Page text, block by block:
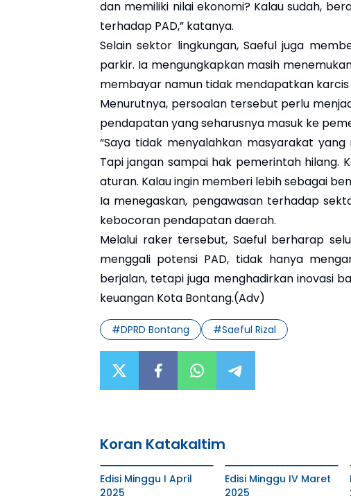
dan memiliki nilai ekonomi? Kalau sudah,
terhadap PAD,” katanya.
Selain sektor lingkungan, Saeful juga
parkir. Ia mengungkapkan masih
membayar namun tidak mendapatkan karcis
Menurutnya, persoalan tersebut perlu
pendapatan yang seharusnya masuk ke
“Saya tidak menyalahkan masyarakat
Tapi jangan sampai hak pemerintah hilang.
aturan. Kalau ingin memberi lebih sebagai
Ia menegaskan, pengawasan terhadap
kebocoran pendapatan daerah.
Melalui raker tersebut, Saeful berharap
menggali potensi PAD, tidak hanya
berjalan, tetapi juga menghadirkan inovasi
keuangan Kota Bontang.(Adv)
#DPRD Bontang #Saeful Rizal
Koran Katakaltim
Edisi Minggu I April
2025
Edisi Minggu IV Maret
2025